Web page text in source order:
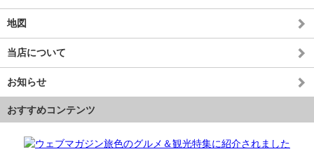
地図
当店について
お知らせ
おすすめコンテンツ